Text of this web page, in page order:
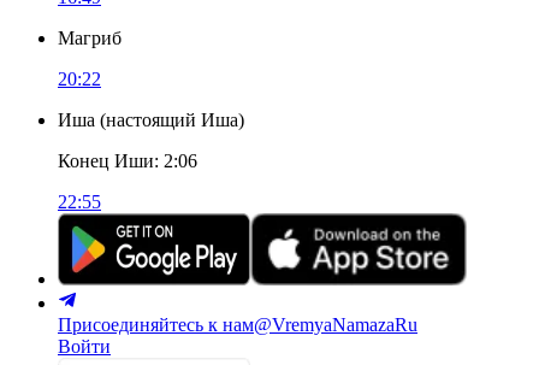
Магриб
20:22
Иша (настоящий Иша)
Конец Иши: 2:06
22:55
Присоединяйтесь к нам@VremyaNamazaRu
Войти